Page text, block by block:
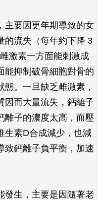
主要因更年期導致的女
的流失（每年約下降 3
激素一方面能刺激成
能抑制破骨細胞對骨的
。一旦缺乏雌激素，
因而大量流失，鈣離子
離子的濃度太高，而壓
生素D合成減少，也減
致鈣離子負平衡，加速
發生，主要是因隨著老